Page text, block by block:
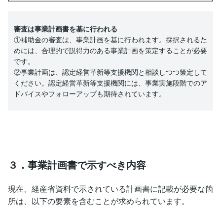
審査は事業計画書を基に行われる
①補助金の審査は、事業計画を基に行われます。採択されるた
めには、合理的で説得力のある事業計画を策定することが必要
です。
②事業計画は、認定経営革新等支援機関と相談しつつ策定して
ください。認定経営革新等支援機関には、事業実施段階でのア
ドバイスやフォローアップも期待されています。
３．事業計画書で示すべき内容
現在、経産省資料で示されている計画書に記載が必要な箇
所は、以下の要素を含むことが求められています。